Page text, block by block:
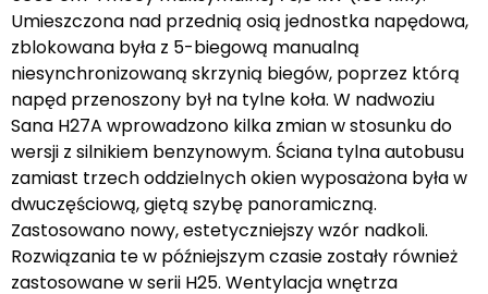
Umieszczona nad przednią osią jednostka napędowa,
zblokowana była z 5-biegową manualną
niesynchronizowaną skrzynią biegów, poprzez którą
napęd przenoszony był na tylne koła. W nadwoziu
Sana H27A wprowadzono kilka zmian w stosunku do
wersji z silnikiem benzynowym. Ściana tylna autobusu
zamiast trzech oddzielnych okien wyposażona była w
dwuczęściową, giętą szybę panoramiczną.
Zastosowano nowy, estetyczniejszy wzór nadkoli.
Rozwiązania te w późniejszym czasie zostały również
zastosowane w serii H25. Wentylacja wnętrza